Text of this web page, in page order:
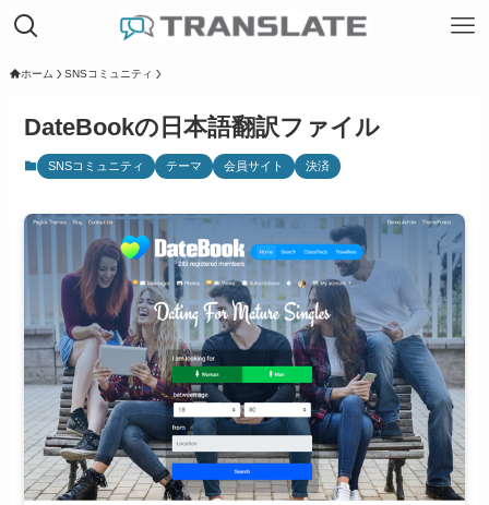
ホーム SNSコミュニティ
DateBookの日本語翻訳ファイル
SNSコミュニティ テーマ 会員サイト 決済